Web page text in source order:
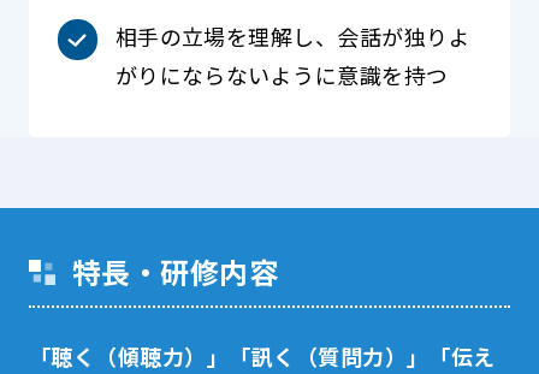
相手の立場を理解し、会話が独りよ
がりにならないように意識を持つ
特長・研修内容
「聴く（傾聴力）」「訊く（質問力）」「伝え